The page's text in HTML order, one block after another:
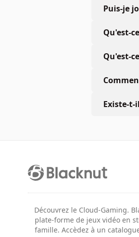
Puis-je
Qu'est-
Qu'est-
Existe-
Découvrez le Cloud-Gaming.
plate-forme de jeux vidéo en
famille. Accèdez à un